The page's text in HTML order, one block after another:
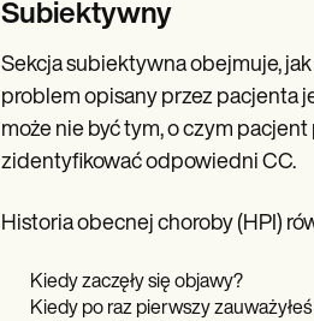
Subiektywny
Sekcja subiektywna obejmuje,
problem opisany przez pacjenta
może nie być tym, o czym
zidentyfikować odpowiedni CC.
Historia obecnej choroby (HPI)
Kiedy zaczęły się objawy?
Kiedy po raz pierwszy zauważyłeś